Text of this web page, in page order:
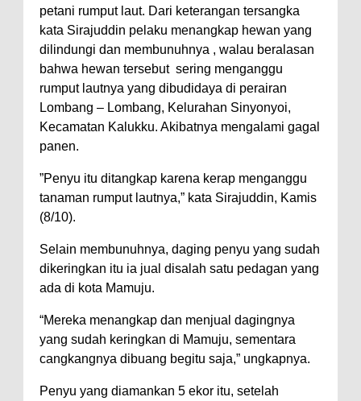
petani rumput laut. Dari keterangan tersangka
kata Sirajuddin pelaku menangkap hewan yang
dilindungi dan membunuhnya , walau beralasan
bahwa hewan tersebut sering menganggu
rumput lautnya yang dibudidaya di perairan
Lombang – Lombang, Kelurahan Sinyonyoi,
Kecamatan Kalukku. Akibatnya mengalami gagal
panen.
”Penyu itu ditangkap karena kerap menganggu
tanaman rumput lautnya,” kata Sirajuddin, Kamis
(8/10).
Selain membunuhnya, daging penyu yang sudah
dikeringkan itu ia jual disalah satu pedagan yang
ada di kota Mamuju.
“Mereka menangkap dan menjual dagingnya
yang sudah keringkan di Mamuju, sementara
cangkangnya dibuang begitu saja,” ungkapnya.
Penyu yang diamankan 5 ekor itu, setelah